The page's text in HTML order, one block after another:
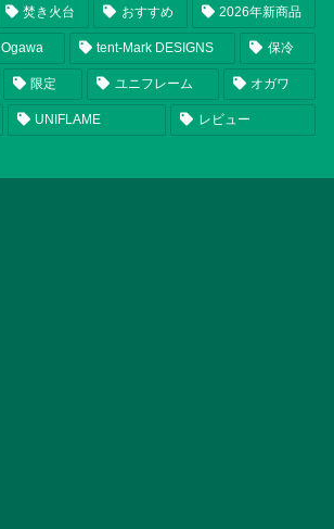
焚き火台 おすすめ 2026年新商品
Ogawa tent-Mark DESIGNS 保冷
限定 ユニフレーム オガワ
UNIFLAME レビュー